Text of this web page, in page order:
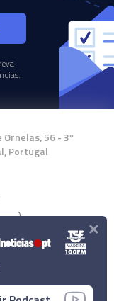
Ornelas, 56 - 3º
Portugal
Lda.
×